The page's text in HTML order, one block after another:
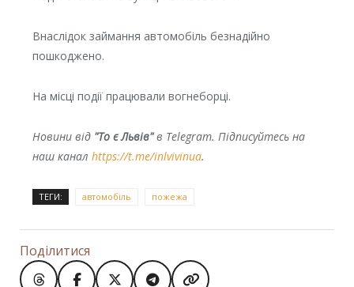
Внаслідок займання автомобіль безнадійно
пошкоджено.
На місці події працювали вогнеборці.
Новини від "То є Львів"в Telegram. Підписуйтесь на
наш канал https://t.me/inlvivinua.
ТЕГИ: автомобіль пожежа
Поділитися